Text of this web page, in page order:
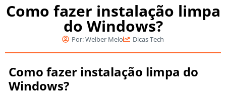
Como fazer instalação limpa
do Windows?
Por:Welber Melo Dicas Tech
Como fazer instalação limpa do
Windows?